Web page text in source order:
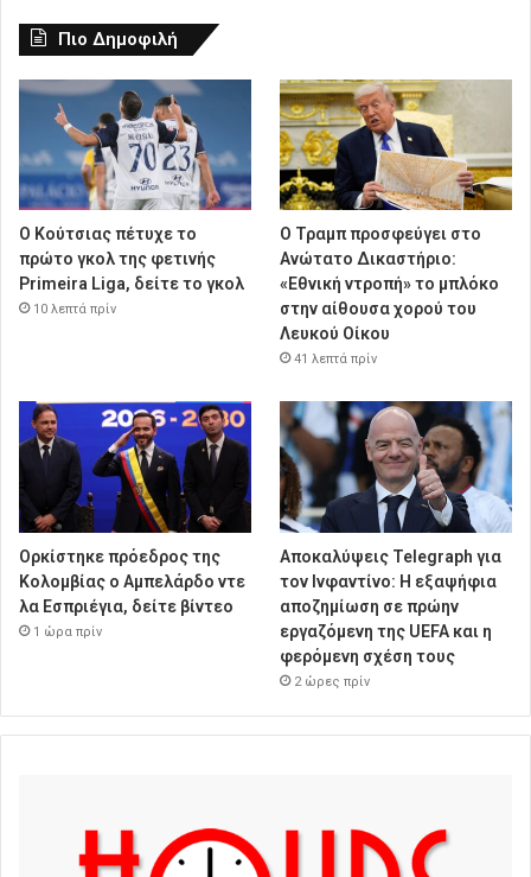
Πιο Δημοφιλή
Ο Κούτσιας πέτυχε το
πρώτο γκολ της φετινής
Primeira Liga, δείτε το γκολ
10 λεπτά πρίν
Ο Τραμπ προσφεύγει στο
Ανώτατο Δικαστήριο:
«Εθνική ντροπή» το μπλόκο
στην αίθουσα χορού του
Λευκού Οίκου
41 λεπτά πρίν
Ορκίστηκε πρόεδρος της
Κολομβίας ο Αμπελάρδο ντε
λα Εσπριέγια, δείτε βίντεο
1 ώρα πρίν
Αποκαλύψεις Telegraph για
τον Ινφαντίνο: Η εξαψήφια
αποζημίωση σε πρώην
εργαζόμενη της UEFA και η
φερόμενη σχέση τους
2 ώρες πρίν